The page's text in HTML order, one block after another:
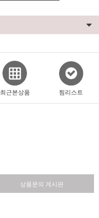
최근본상품 찜리스트
상품문의 게시판